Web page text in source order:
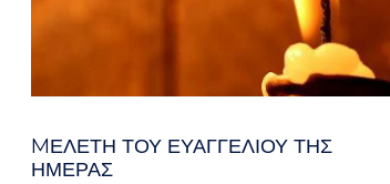
MΕΛΈΤΗ ΤΟΥ ΕΥΑΓΓΕΛΊΟΥ ΤΗΣ
ΗΜΈΡΑΣ